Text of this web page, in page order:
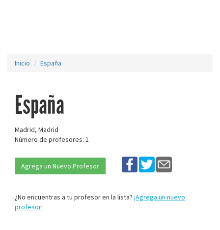
Inicio España
España
Madrid, Madrid
Número de profesores: 1
Agrega un Nuevo Profesor
¿No encuentras a tu profesor en la lista? ¡Agrega un nuevo
profesor!